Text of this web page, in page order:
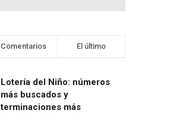
Comentarios El último
Lotería del Niño: números
más buscados y
terminaciones más